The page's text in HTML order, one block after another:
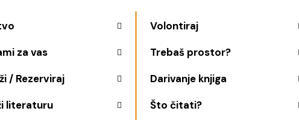
za vas
/ Rezerviraj
literaturu
Volontiraj
Trebaš prostor?
Darivanje knjiga
Što čitati?